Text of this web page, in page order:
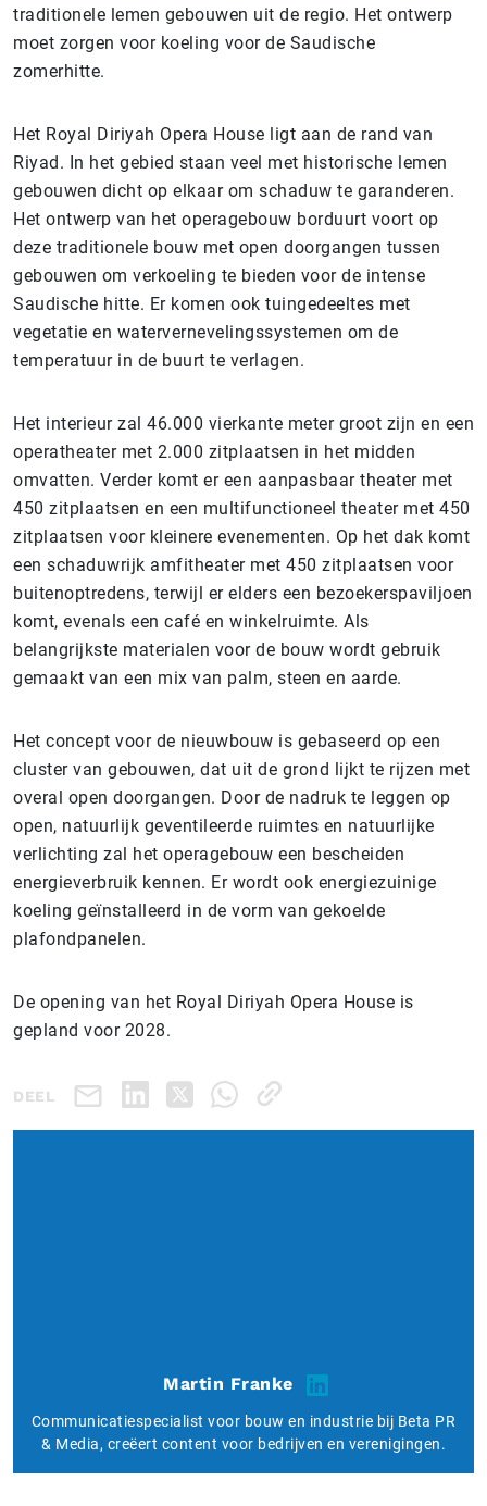
traditionele lemen gebouwen uit de regio. Het ontwerp
moet zorgen voor koeling voor de Saudische
zomerhitte.
Het Royal Diriyah Opera House ligt aan de rand van
Riyad. In het gebied staan veel met historische lemen
gebouwen dicht op elkaar om schaduw te garanderen.
Het ontwerp van het operagebouw borduurt voort op
deze traditionele bouw met open doorgangen tussen
gebouwen om verkoeling te bieden voor de intense
Saudische hitte. Er komen ook tuingedeeltes met
vegetatie en watervernevelingssystemen om de
temperatuur in de buurt te verlagen.
Het interieur zal 46.000 vierkante meter groot zijn en een
operatheater met 2.000 zitplaatsen in het midden
omvatten. Verder komt er een aanpasbaar theater met
450 zitplaatsen en een multifunctioneel theater met 450
zitplaatsen voor kleinere evenementen. Op het dak komt
een schaduwrijk amfitheater met 450 zitplaatsen voor
buitenoptredens, terwijl er elders een bezoekerspaviljoen
komt, evenals een café en winkelruimte. Als
belangrijkste materialen voor de bouw wordt gebruik
gemaakt van een mix van palm, steen en aarde.
Het concept voor de nieuwbouw is gebaseerd op een
cluster van gebouwen, dat uit de grond lijkt te rijzen met
overal open doorgangen. Door de nadruk te leggen op
open, natuurlijk geventileerde ruimtes en natuurlijke
verlichting zal het operagebouw een bescheiden
energieverbruik kennen. Er wordt ook energiezuinige
koeling geïnstalleerd in de vorm van gekoelde
plafondpanelen.
De opening van het Royal Diriyah Opera House is
gepland voor 2028.
DEEL
Martin Franke
Communicatiespecialist voor bouw en industrie bij Beta PR
& Media, creëert content voor bedrijven en verenigingen.